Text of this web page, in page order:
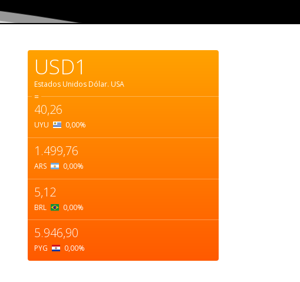
USD1
Estados Unidos Dólar. USA
=
40,26
UYU 0,00%
1.499,76
ARS 0,00%
5,12
BRL 0,00%
5.946,90
PYG 0,00%